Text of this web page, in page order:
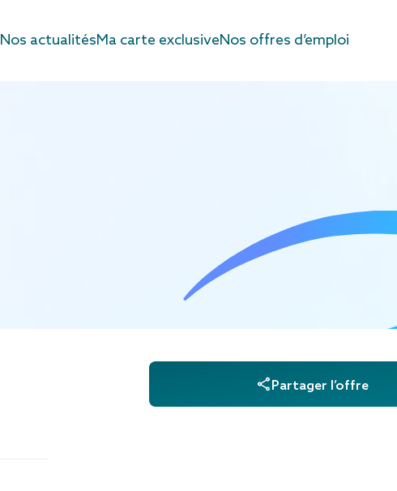
Nos actualitésMa carte exclusiveNos offres d’emploi
Partager l’offre